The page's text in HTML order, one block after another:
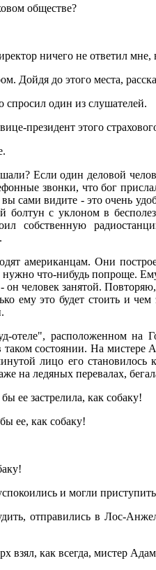
обществе?
ничего не ответил мне,
Дойдя до этого места,
спросил один из слушателей.
президент этого
Если один деловой
звонки, что бог
сами видите - это очень
болтун с уклоном в
собственную
американцам. Они
что-нибудь попроще. Ему
- он человек занятой.
ему это будет стоить и
расположенном на
состоянии. На мистере
лицо его
на ледяных перевалах,
ее застрелила, как собаку!
ее, как собаку!
и могли приступить
отправились в Лос-
взял, как всегда, мистер